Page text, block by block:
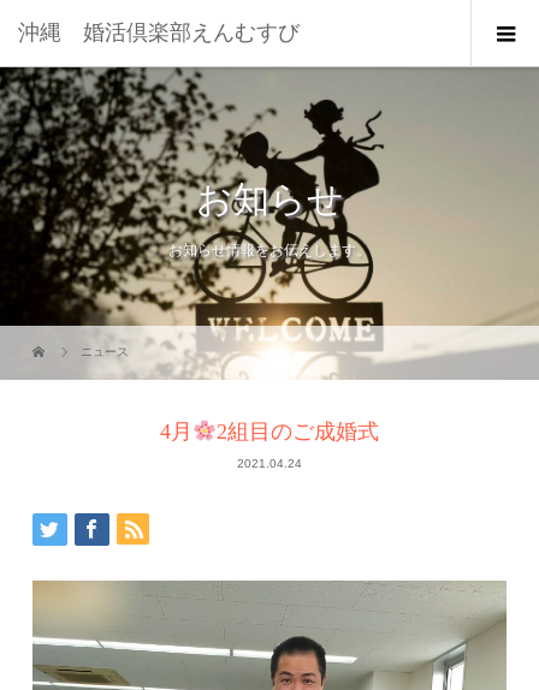
沖縄 婚活倶楽部えんむすび
お知らせ
お知らせ情報をお伝えします。
ニュース
4月 2組目のご成婚式
2021.04.24